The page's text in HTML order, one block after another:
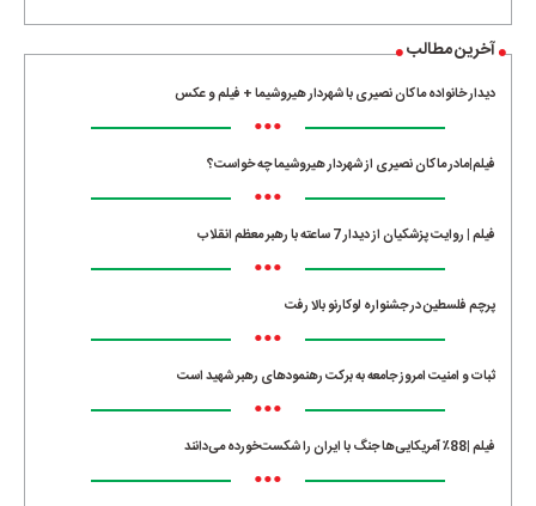
آخرین مطالب
دیدار خانواده ماکان نصیری با شهردار هیروشیما + فیلم و عکس
•••
فیلم|مادر ماکان نصیری از شهردار هیروشیما چه خواست؟
•••
فیلم | روایت پزشکیان از دیدار 7 ساعته با رهبر معظم انقلاب
•••
پرچم فلسطین در جشنواره لوکارنو بالا رفت
•••
ثبات و امنیت امروز جامعه به برکت رهنمودهای رهبر شهید است
•••
فیلم |88٪ آمریکایی‌ها جنگ با ایران را شکست‌خورده می‌دانند
•••